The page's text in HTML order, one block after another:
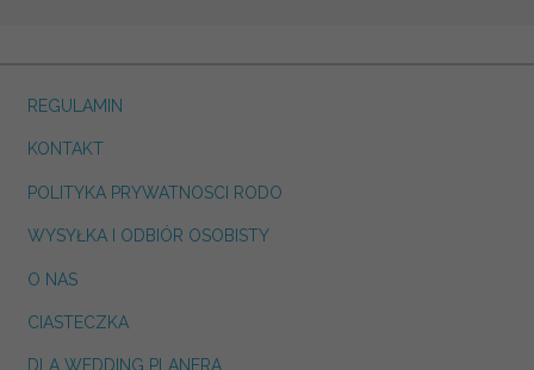
REGULAMIN
KONTAKT
POLITYKA PRYWATNOSCI RODO
WYSYŁKA I ODBIÓR OSOBISTY
O NAS
CIASTECZKA
DLA WEDDING PLANERA